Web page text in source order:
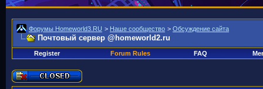
Форумы Homeworld3.RU > Наше сообщество > Обсуждение сайта
Почтовый сервер @homeworld2.ru
Register Forum Rules FAQ